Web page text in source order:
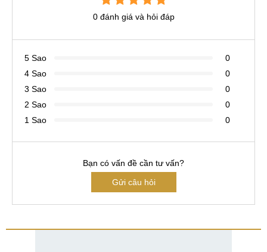
0 đánh giá và hỏi đáp
5 Sao
0
4 Sao
0
3 Sao
0
2 Sao
0
1 Sao
0
Bạn có vấn đề cần tư vấn?
Gửi câu hỏi